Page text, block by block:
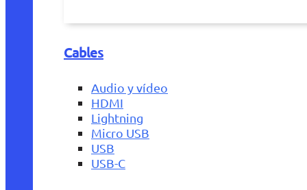
Cables
Audio y vídeo
HDMI
Lightning
Micro USB
USB
USB-C